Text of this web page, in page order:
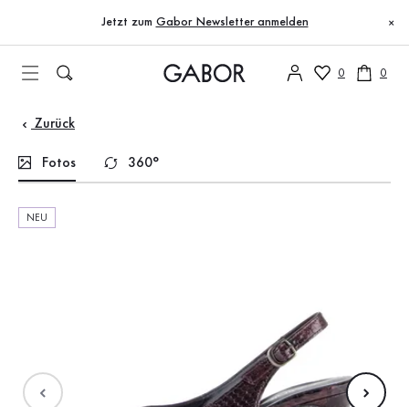
Zum Inhaltsverzeichnis
Zur Hauptnavigation
Jetzt zum Gabor Newsletter anmelden ×
0 0
Zurück
Fotos 360°
NEU